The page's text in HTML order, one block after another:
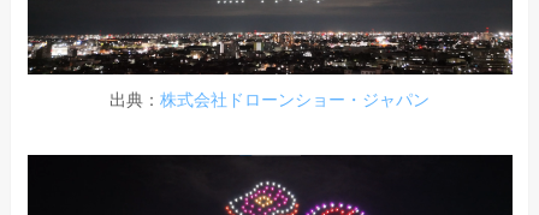
出典： 株式会社ドローンショー・ジャパン